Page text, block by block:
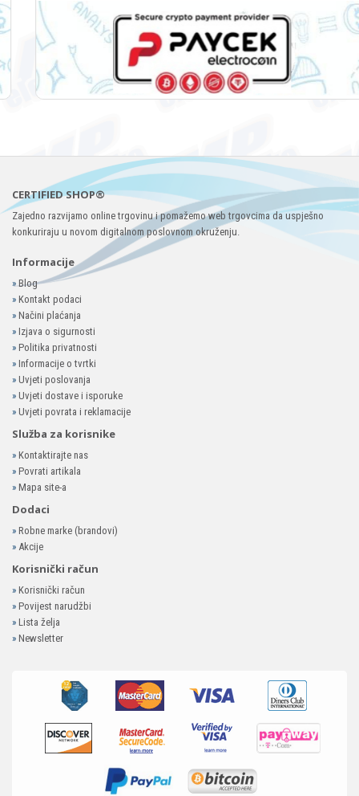
CERTIFIED SHOP®
Zajedno razvijamo online trgovinu i pomažemo web trgovcima da uspješno
konkuriraju u novom digitalnom poslovnom okruženju.
Informacije
»Blog
» Kontakt podaci
» Načini plaćanja
» Izjava o sigurnosti
» Politika privatnosti
» Informacije o tvrtki
» Uvjeti poslovanja
» Uvjeti dostave i isporuke
» Uvjeti povrata i reklamacije
Služba za korisnike
» Kontaktirajte nas
» Povrati artikala
» Mapa site-a
Dodaci
» Robne marke (brandovi)
» Akcije
Korisnički račun
» Korisnički račun
» Povijest narudžbi
» Lista želja
» Newsletter